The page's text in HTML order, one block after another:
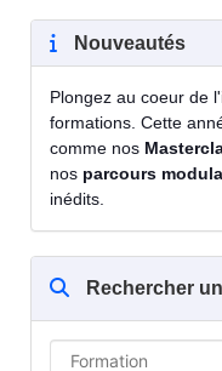
Nouveautés
Plongez au coeur de
formations. Cette
comme nos
nos parcours
inédits.
Rechercher